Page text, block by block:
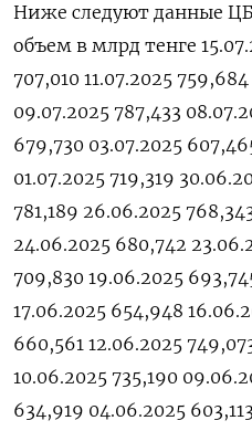
Ниже следуют данные
объем в млрд тенге
707,010 11.07.2025
09.07.2025 787,433
679,730 03.07.2025
01.07.2025 719,319
781,189 26.06.2025
24.06.2025 680,742
709,830 19.06.2025
17.06.2025 654,948
660,561 12.06.2025
10.06.2025 735,190
634,919 04.06.2025